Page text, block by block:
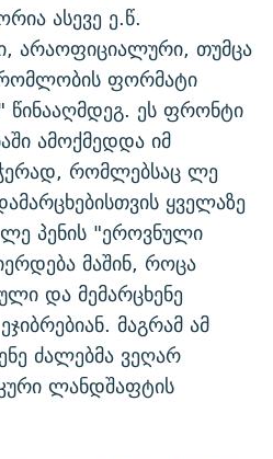
ასევე ე.წ.
არაოფიციალური, თუმცა
ფორმატი
ეს ფრონტი
ამოქმედდა იმ
რომლებსაც ლე
ყველაზე
პენის "ეროვნული
მაშინ, როცა
და მემარცხენე
მაგრამ ამ
ძალებმა ვეღარ
ლანდშაფტის